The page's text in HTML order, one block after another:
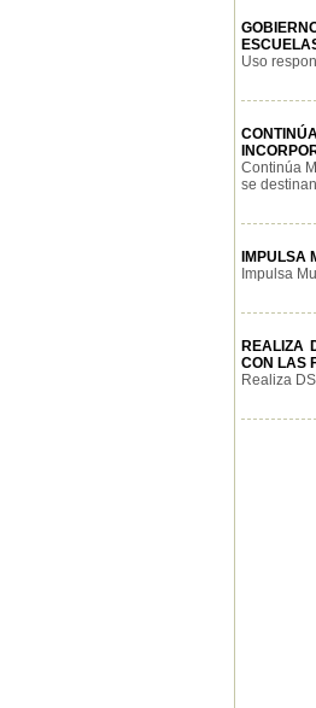
Uso
Continúa
se
IMPULSA
Impulsa
REALIZA
CON LAS
Realiza